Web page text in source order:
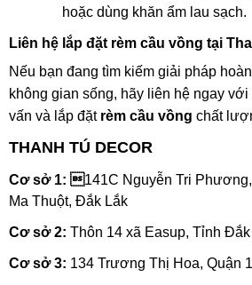
hoặc dùng khăn ẩm lau sạch.
Liên hệ lắp đặt rèm cầu vồng tại
Nếu bạn đang tìm kiếm giải pháp
không gian sống, hãy liên hệ ngay
vấn và lắp đặt rèm cầu vồng chất
THANH TÚ DECOR
Cơ sở 1: 141C Nguyễn Tri
Ma Thuột, Đắk Lắk
Cơ sở 2: Thôn 14 xã Easup, Tỉnh
Cơ sở 3: 134 Trương Thị Hoa, Quận